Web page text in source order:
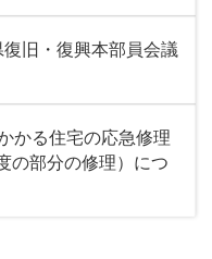
旧・復興本部員会議
かる住宅の応急修理
の部分の修理）につ